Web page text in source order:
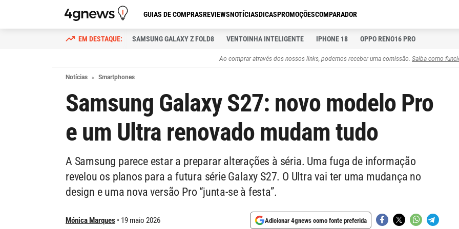
GUIAS DE COMPRASREVIEWSNOTÍCIASDICASPROMOÇÕESCOMPARADOR
SAMSUNG GALAXY Z FOLD8 VENTOINHA INTELIGENTE IPHONE 18 OPPO RENO16 PRO
Ao comprar através dos nossos links, podemos receber uma comissão. Saiba como
Notícias Smartphones
Samsung Galaxy S27: novo modelo Pro
e um Ultra renovado mudam tudo
A Samsung parece estar a preparar alterações à séria. Uma fuga de informação
revelou os planos para a futura série Galaxy S27. O Ultra vai ter uma mudança no
design e uma nova versão Pro “junta-se à festa”.
Mónica Marques 19 maio 2026 Adicionar 4gnews como fonte preferida